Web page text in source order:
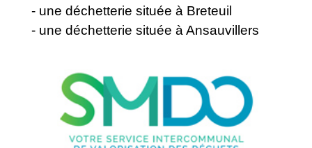
- une déchetterie située à Breteuil
- une déchetterie située à Ansauvillers